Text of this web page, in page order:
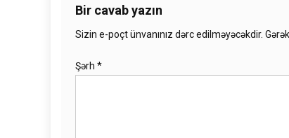
Bir cavab yazın
Sizin e-poçt ünvanınız dərc edilməyəcəkdir.
Şərh *